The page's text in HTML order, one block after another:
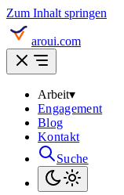
Zum Inhalt springen
aroui.com
Arbeit▾
Engagement
Blog
Kontakt
Suche